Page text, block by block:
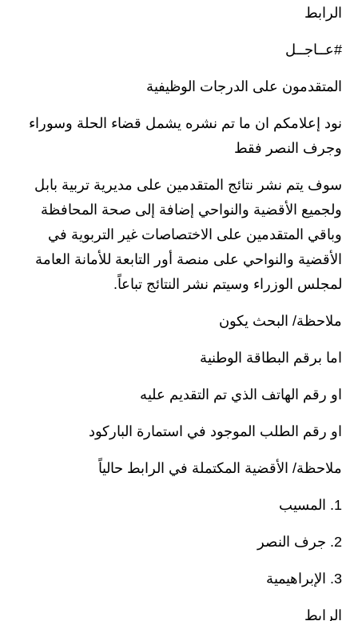
العالي
استمارة القبول المركزي
الطقس
العطل
صحة وطب
الرابط
#عــاجــل
المتقدمون على الدرجات الوظيفية
نود إعلامكم ان ما تم نشره يشمل قضاء الحلة وسوراء
وجرف النصر فقط
سوف يتم نشر نتائج المتقدمين على مديرية تربية بابل
ولجميع الأقضية والنواحي إضافة إلى صحة المحافظة
وباقي المتقدمين على الاختصاصات غير التربوية في
الأقضية والنواحي على منصة أور التابعة للأمانة العامة
لمجلس الوزراء وسيتم نشر النتائج تباعاً.
ملاحظة/ البحث يكون
اما برقم البطاقة الوطنية
او رقم الهاتف الذي تم التقديم عليه
او رقم الطلب الموجود في استمارة الباركود
ملاحظة/ الأقضية المكتملة في الرابط حالياً
1. المسيب
2. جرف النصر
3. الإبراهيمية
الرابط